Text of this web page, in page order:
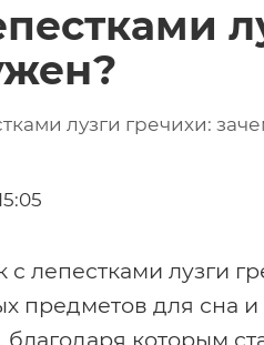
лузги гречихи:
лепестками лузги
предметов для сна
благодаря которым